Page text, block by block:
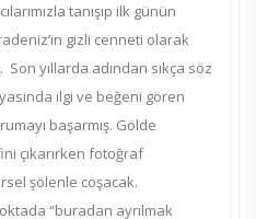
tanışıp ilk günün
gizli cenneti olarak
. Son yıllarda adından sıkça söz
ilgi ve beğeni gören
başarmış. Gölde
çıkarırken fotoğraf
şölenle coşacak.
“buradan ayrılmak